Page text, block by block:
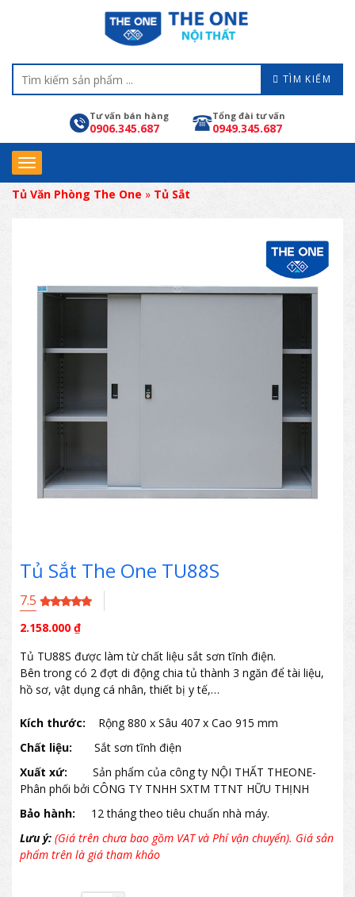
TÌM KIẾM
Tư vấn bán hàng
0906.345.687
Tổng đài tư vấn
0949.345.687
Tủ Văn Phòng The One » Tủ Sắt
Tủ Sắt The One TU88S
7.5
2.158.000 ₫
Tủ TU88S được làm từ chất liệu sắt sơn tĩnh điện.
Bên trong có 2 đợt di động chia tủ thành 3 ngăn để tài liệu,
hồ sơ, vật dụng cá nhân, thiết bị y tế,…
Kích thước: Rộng 880 x Sâu 407 x Cao 915 mm
Chất liệu:
Sắt sơn tĩnh điện
Xuất xứ:
Sản phẩm của công ty NỘI THẤT THEONE-
Phân phối bởi CÔNG TY TNHH SXTM TTNT HỮU THỊNH
Bảo hành:
12 tháng theo tiêu chuẩn nhà máy.
Lưu ý: (Giá trên chưa bao gồm VAT và Phí vận chuyển). Giá sản
phẩm trên là giá tham khảo